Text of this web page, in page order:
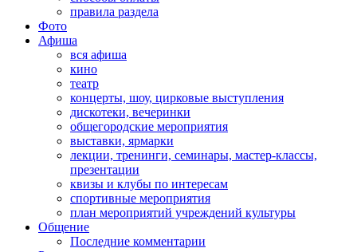
правила раздела
Фото
Афиша
вся афиша
кино
театр
концерты, шоу, цирковые выступления
дискотеки, вечеринки
общегородские мероприятия
выставки, ярмарки
лекции, тренинги, семинары, мастер-классы,
презентации
квизы и клубы по интересам
спортивные мероприятия
план мероприятий учреждений культуры
Общение
Последние комментарии